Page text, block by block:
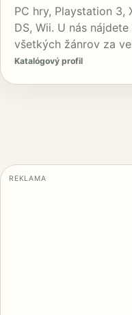
PC hry, Playstation 3,
DS, Wii. U nás
všetkých žánrov za
Katalógový profil
REKLAMA